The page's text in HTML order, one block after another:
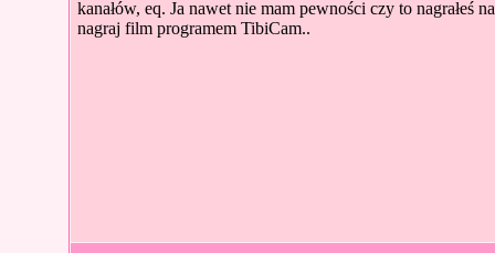
kanałów, eq. Ja nawet nie mam pewności czy to nagrałeś
nagraj film programem TibiCam..